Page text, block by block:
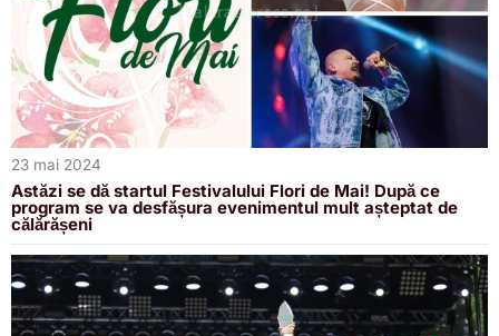
23 mai 2024
Astăzi se dă startul Festivalului Flori de Mai! După ce
program se va desfășura evenimentul mult așteptat de
călărășeni